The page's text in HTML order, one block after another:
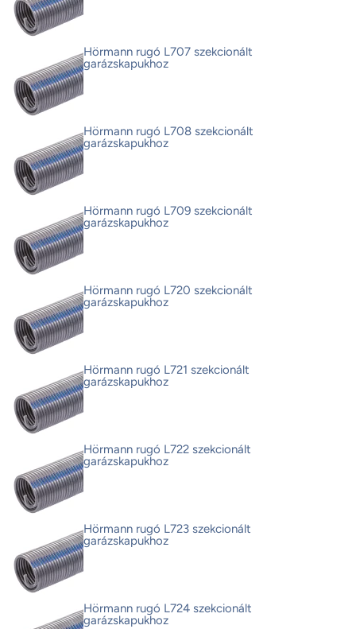
Hörmann rugó L707 szekcionált
garázskapukhoz
Hörmann rugó L708 szekcionált
garázskapukhoz
Hörmann rugó L709 szekcionált
garázskapukhoz
Hörmann rugó L720 szekcionált
garázskapukhoz
Hörmann rugó L721 szekcionált
garázskapukhoz
Hörmann rugó L722 szekcionált
garázskapukhoz
Hörmann rugó L723 szekcionált
garázskapukhoz
Hörmann rugó L724 szekcionált
garázskapukhoz